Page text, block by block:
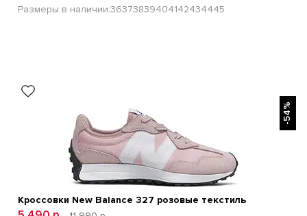
Размеры в наличии:36373839404142434445
-54%
Кроссовки New Balance 327 розовые текстиль